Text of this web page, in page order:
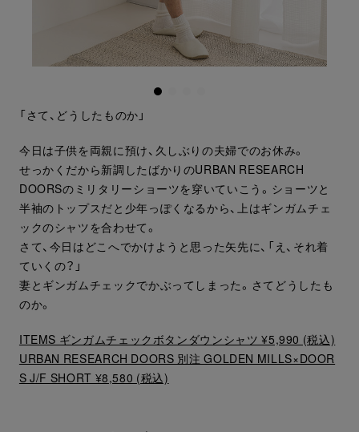
「さて、どうしたものか」
今日は子供を両親に預け、久しぶりの夫婦でのお休み。
せっかくだから新調したばかりのURBAN RESEARCH
DOORSのミリタリーショーツを穿いていこう。ショーツと
半袖のトップスだと少年っぽくなるから、上はギンガムチェ
ックのシャツを合わせて。
さて、今日はどこへでかけようと思った矢先に、「え、それ着
ていくの？」
妻とギンガムチェックでかぶってしまった。さてどうしたも
のか。
ITEMS ギンガムチェックボタンダウンシャツ ¥5,990 (税込)
URBAN RESEARCH DOORS 別注 GOLDEN MILLS×DOOR
S J/F SHORT ¥8,580 (税込)